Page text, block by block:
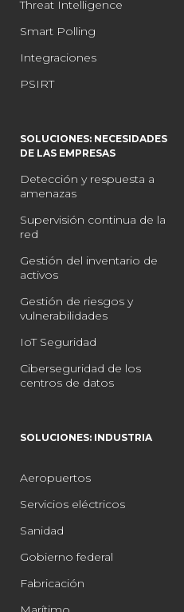
Threat Intelligence
Smart Polling
Integraciones
PSIRT
SOLUCIONES: NECESIDADES
DE LAS EMPRESAS
Detección y respuesta a
amenazas
Supervisión continua de la
red
Gestión del inventario de
activos
Gestión de riesgos y
vulnerabilidades
IoT Seguridad
Ciberseguridad de los
centros de datos
SOLUCIONES: INDUSTRIA
Aeropuertos
Servicios eléctricos
Sanidad
Gobierno federal
Fabricación